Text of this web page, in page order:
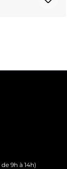
9h à 14h)